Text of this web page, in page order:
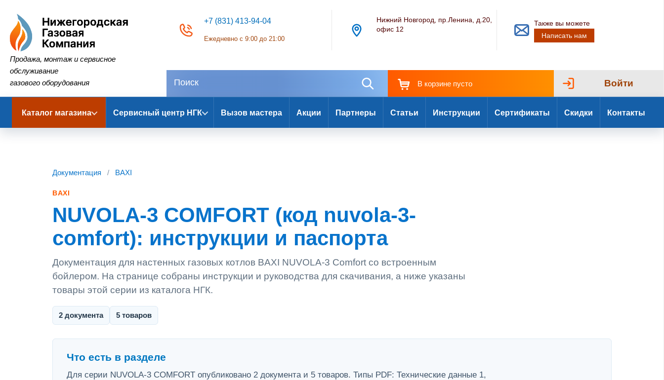
Нижегородская Газовая Компания
Продажа, монтаж и сервисное
обслуживание
газового оборудования
+7 (831) 413-94-04
Ежедневно с 9:00 до 21:00
Нижний Новгород, пр.Ленина, д.20,
офис 12
Также вы можете
Написать нам
В корзине пусто Войти
Каталог магазина Сервисный центр НГК Вызов мастера Акции Партнеры Статьи Инструкции Сертификаты Скидки Контакты
Документация / BAXI
BAXI
NUVOLA-3 COMFORT (код nuvola-3-
comfort): инструкции и паспорта
Документация для настенных газовых котлов BAXI NUVOLA-3 Comfort со встроенным
бойлером. На странице собраны инструкции и руководства для скачивания, а ниже указаны
товары этой серии из каталога НГК.
2 документа 5 товаров
Что есть в разделе
Для серии NUVOLA-3 COMFORT опубликовано 2 документа и 5 товаров. Типы PDF: Технические данные 1,